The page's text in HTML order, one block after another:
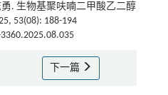
. 生物基聚呋喃二甲酸乙二醇
53(08): 188-194
下一篇